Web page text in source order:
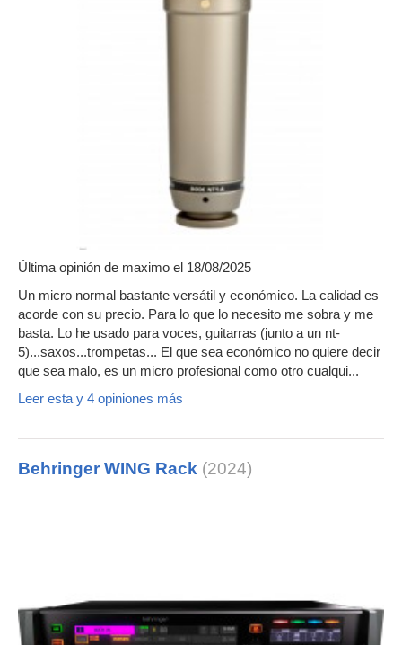
Última opinión de maximo el 18/08/2025
Un micro normal bastante versátil y económico. La calidad es
acorde con su precio. Para lo que lo necesito me sobra y me
basta. Lo he usado para voces, guitarras (junto a un nt-
5)...saxos...trompetas... El que sea económico no quiere decir
que sea malo, es un micro profesional como otro cualqui...
Leer esta y 4 opiniones más
Behringer WING Rack (2024)